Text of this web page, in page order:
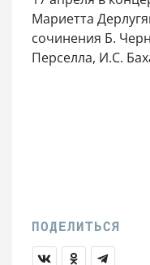
Мариетта
сочинения Б.
Перселла, И.С.